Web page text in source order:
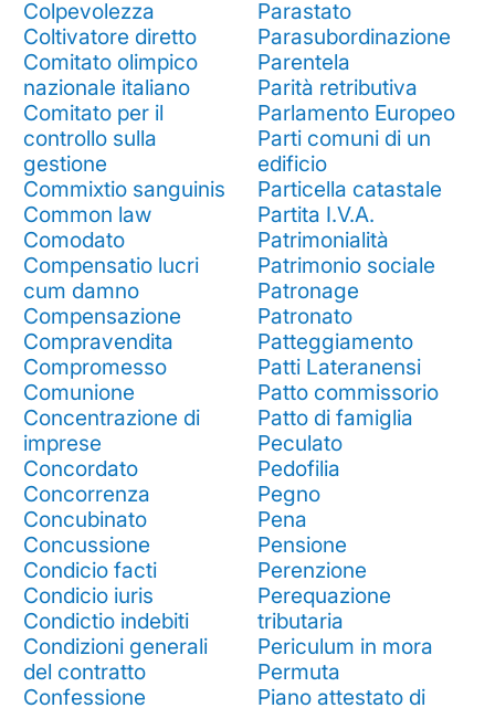
Colpevolezza
Coltivatore diretto
Comitato olimpico
nazionale italiano
Comitato per il
controllo sulla
gestione
Commixtio sanguinis
Common law
Comodato
Compensatio lucri
cum damno
Compensazione
Compravendita
Compromesso
Comunione
Concentrazione di
imprese
Concordato
Concorrenza
Concubinato
Concussione
Condicio facti
Condicio iuris
Condictio indebiti
Condizioni generali
del contratto
Confessione
Parastato
Parasubordinazione
Parentela
Parità retributiva
Parlamento Europeo
Parti comuni di un
edificio
Particella catastale
Partita I.V.A.
Patrimonialità
Patrimonio sociale
Patronage
Patronato
Patteggiamento
Patti Lateranensi
Patto commissorio
Patto di famiglia
Peculato
Pedofilia
Pegno
Pena
Pensione
Perenzione
Perequazione
tributaria
Periculum in mora
Permuta
Piano attestato di